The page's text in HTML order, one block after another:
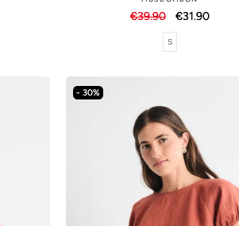
Precio
habitual
€39.90
Precio
de
oferta
€31.90
S
- 30%